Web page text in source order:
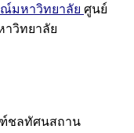
มหาวิทยาลัย ศูนย์
วิทยาลัย
ชลทัศนสถาน